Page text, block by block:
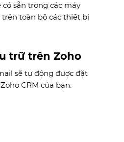
sẵn trong các máy
trên toàn bộ các thiết bị
trữ trên Zoho
sẽ tự động được đặt
CRM của bạn.